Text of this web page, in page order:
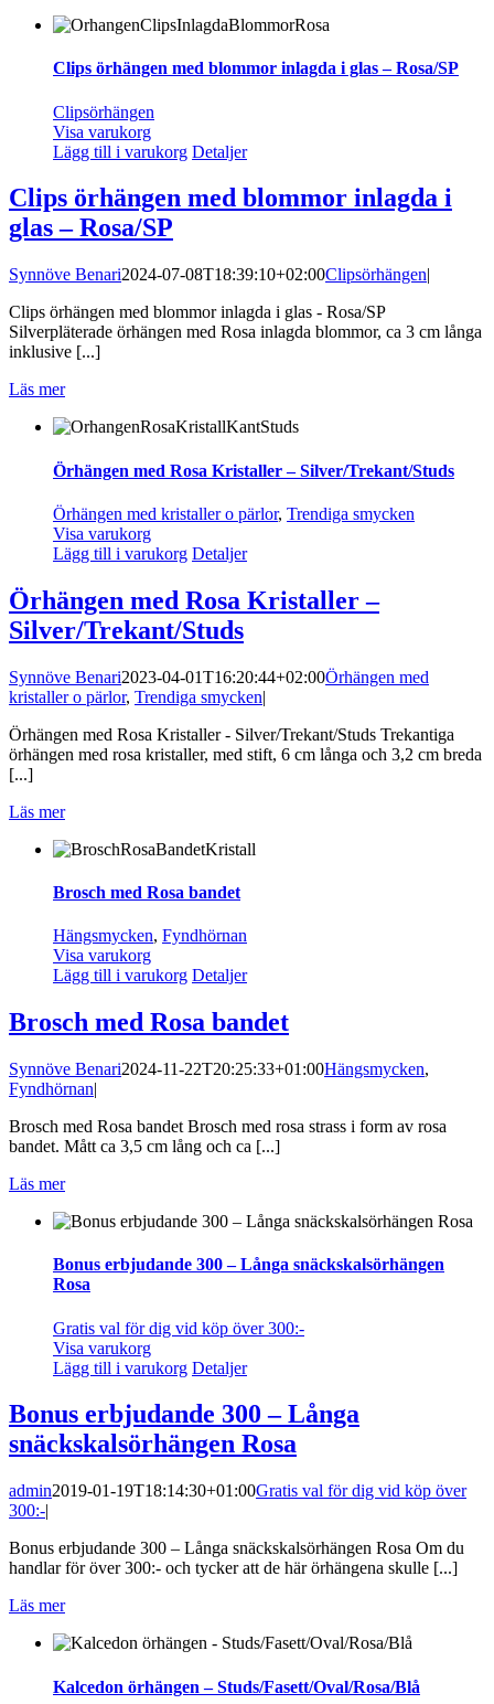
Clips örhängen med blommor inlagda i glas – Rosa/SP
Clipsörhängen
Visa varukorg
Lägg till i varukorg Detaljer
Clips örhängen med blommor inlagda i
glas – Rosa/SP
Synnöve Benari2024-07-08T18:39:10+02:00Clipsörhängen|
Clips örhängen med blommor inlagda i glas - Rosa/SP
Silverpläterade örhängen med Rosa inlagda blommor, ca 3 cm långa
inklusive [...]
Läs mer
Örhängen med Rosa Kristaller – Silver/Trekant/Studs
Örhängen med kristaller o pärlor, Trendiga smycken
Visa varukorg
Lägg till i varukorg Detaljer
Örhängen med Rosa Kristaller –
Silver/Trekant/Studs
Synnöve Benari2023-04-01T16:20:44+02:00Örhängen med
kristaller o pärlor, Trendiga smycken|
Örhängen med Rosa Kristaller - Silver/Trekant/Studs Trekantiga
örhängen med rosa kristaller, med stift, 6 cm långa och 3,2 cm breda
[...]
Läs mer
Brosch med Rosa bandet
Hängsmycken, Fyndhörnan
Visa varukorg
Lägg till i varukorg Detaljer
Brosch med Rosa bandet
Synnöve Benari2024-11-22T20:25:33+01:00Hängsmycken,
Fyndhörnan|
Brosch med Rosa bandet Brosch med rosa strass i form av rosa
bandet. Mått ca 3,5 cm lång och ca [...]
Läs mer
Bonus erbjudande 300 – Långa snäckskalsörhängen
Rosa
Gratis val för dig vid köp över 300:-
Visa varukorg
Lägg till i varukorg Detaljer
Bonus erbjudande 300 – Långa
snäckskalsörhängen Rosa
admin2019-01-19T18:14:30+01:00Gratis val för dig vid köp över
300:-|
Bonus erbjudande 300 – Långa snäckskalsörhängen Rosa Om du
handlar för över 300:- och tycker att de här örhängena skulle [...]
Läs mer
Kalcedon örhängen – Studs/Fasett/Oval/Rosa/Blå